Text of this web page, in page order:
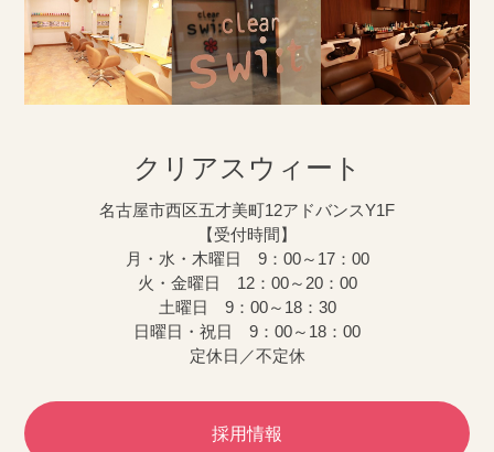
クリアスウィート
名古屋市西区五才美町12アドバンスY1F
【受付時間】
月・水・木曜日 9：00～17：00
火・金曜日 12：00～20：00
土曜日 9：00～18：30
日曜日・祝日 9：00～18：00
定休日／不定休
採用情報